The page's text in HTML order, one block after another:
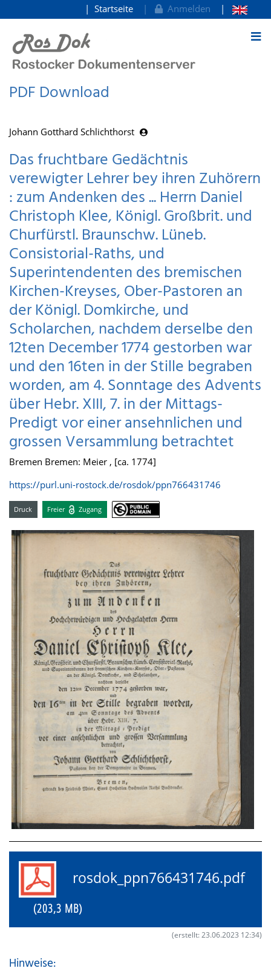
zum Inhalt
Startseite Anmelden
PDF Download
Johann Gotthard Schlichthorst
Das fruchtbare Gedächtnis
verewigter Lehrer bey ihren Zuhörern
: zum Andenken des ... Herrn Daniel
Christoph Klee, Königl. Großbrit. und
Churfürstl. Braunschw. Lüneb.
Consistorial-Raths, und
Superintendenten des bremischen
Kirchen-Kreyses, Ober-Pastoren an
der Königl. Domkirche, und
Scholarchen, nachdem derselbe den
12ten December 1774 gestorben war
und den 16ten in der Stille begraben
worden, am 4. Sonntage des Advents
über Hebr. XIII, 7. in der Mittags-
Predigt vor einer ansehnlichen und
grossen Versammlung betrachtet
Bremen Bremen: Meier , [ca. 1774]
https://purl.uni-rostock.de/rosdok/ppn766431746
Druck Freier Zugang
rosdok_ppn766431746.pdf
(203,3 MB)
(erstellt: 23.06.2023 12:34)
Hinweise: